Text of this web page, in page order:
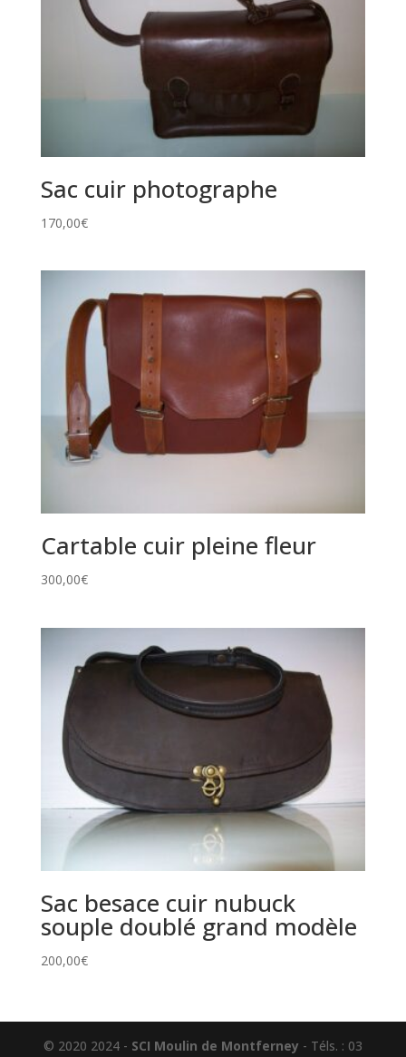
Sac cuir photographe
170,00€
Cartable cuir pleine fleur
300,00€
Sac besace cuir nubuck
souple doublé grand modèle
200,00€
© 2020 2024 - SCI Moulin de Montferney - Téls. : 03